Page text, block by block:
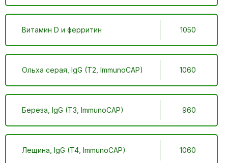
Витамин D и ферритин 1050
Ольха серая, IgG (T2, ImmunoCAP) 1060
Береза, IgG (T3, ImmunoCAP) 960
Лещина, IgG (T4, ImmunoCAP) 1060